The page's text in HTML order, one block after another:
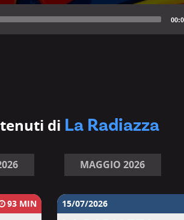
Player
di La Radiazza
MAGGIO 2026
93 15/07/2026